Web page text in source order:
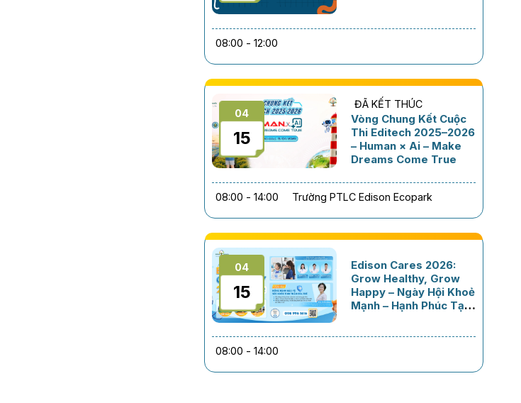
08:00 - 12:00
04
15
ĐÃ KẾT THÚC
Vòng Chung Kết Cuộc
Thi Editech 2025–2026
– Human × Ai – Make
Dreams Come True
08:00 - 14:00 Trường PTLC Edison Ecopark
04
15
Edison Cares 2026:
Grow Healthy, Grow
Happy – Ngày Hội Khoẻ
Mạnh – Hạnh Phúc Tại
08:00 - 14:00